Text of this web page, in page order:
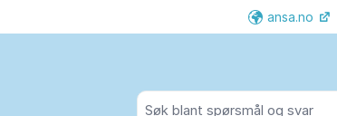
Søk blant alle innlegg
ansa.no